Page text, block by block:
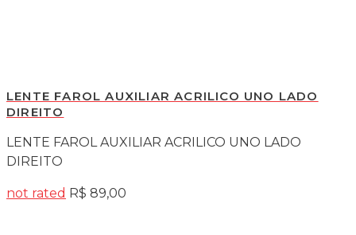
LENTE FAROL AUXILIAR ACRILICO UNO LADO
DIREITO
LENTE FAROL AUXILIAR ACRILICO UNO LADO
DIREITO
not rated R$ 89,00